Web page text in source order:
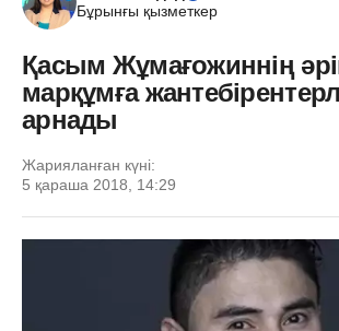
Бұрынғы қызметкер
Қасым Жұмағожиннің
марқұмға
арнады
Жарияланған күні:
5 қараша 2018, 14:29